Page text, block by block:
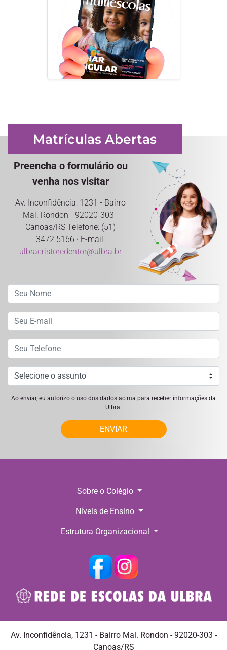
Matrículas Abertas
Preencha o formulário ou
venha nos visitar
Av. Inconfidência, 1231 - Bairro
Mal. Rondon - 92020-303 -
Canoas/RS Telefone: (51)
3472.5166 · E-mail:
ulbracristoredentor@ulbra.br
Ao enviar, eu autorizo o uso dos dados acima para receber informações da
Ulbra.
ENVIAR
Sobre o Colégio
Níveis de Ensino
Estrutura Organizacional
Av. Inconfidência, 1231 - Bairro Mal. Rondon - 92020-303 -
Canoas/RS